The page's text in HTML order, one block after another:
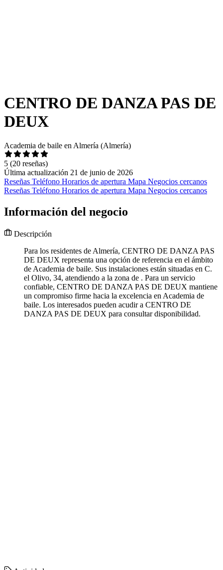
CENTRO DE DANZA PAS DE
DEUX
Academia de baile en Almería (Almería)
5 (20 reseñas)
Última actualización 21 de junio de 2026
Reseñas Teléfono Horarios de apertura Mapa Negocios cercanos
Reseñas Teléfono Horarios de apertura Mapa Negocios cercanos
Información del negocio
Descripción
Para los residentes de Almería, CENTRO DE DANZA PAS
DE DEUX representa una opción de referencia en el ámbito
de Academia de baile. Sus instalaciones están situadas en C.
el Olivo, 34, atendiendo a la zona de . Para un servicio
confiable, CENTRO DE DANZA PAS DE DEUX mantiene
un compromiso firme hacia la excelencia en Academia de
baile. Los interesados pueden acudir a CENTRO DE
DANZA PAS DE DEUX para consultar disponibilidad.